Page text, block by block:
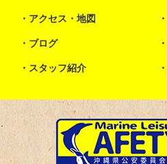
アクセス・地図
ブログ
スタッフ紹介